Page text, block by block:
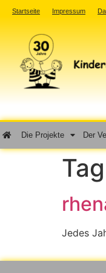
Startseite Impressum
Die Projekte Der
Jedes